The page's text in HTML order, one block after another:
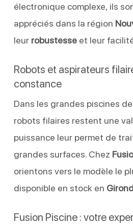
électronique complexe, ils
appréciés dans la région
leur robustesseet leur
Robots et aspirateurs
constance
Dans les grandes piscines
robots filaires restent une
puissance leur permet de
grandes surfaces. Chez
orientons vers le modèle le
disponible en stock en
Fusion Piscine : votre